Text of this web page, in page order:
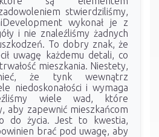
stwierdziliśmy,
wykonał je z
i nie znaleźliśmy żadnych
To dobry znak, że
uwagę każdemu detali, co
mieszkania. Niestety,
że tynk wewnątrz
niedoskonałości i wymaga
wiele wad, które
aby zapewnić mieszkańcom
do życia. Jest to kwestia,
brać pod uwagę, aby